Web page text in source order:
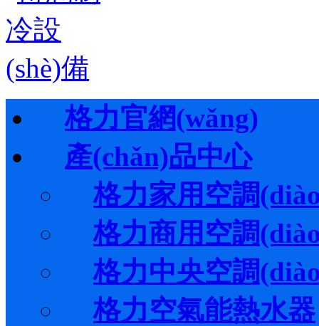
格力官網(wǎng)
產(chǎn)品中心
格力家用空調
格力商用空調
格力中央空調
格力空氣能熱水器